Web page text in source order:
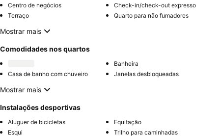
Centro de negócios
Check-in/check-out expresso
Terraço
Quarto para não fumadores
Mostrar mais
Comodidades nos quartos
Banheira
Casa de banho com chuveiro
Janelas desbloqueadas
Mostrar mais
Instalações desportivas
Aluguer de bicicletas
Equitação
Esqui
Trilho para caminhadas